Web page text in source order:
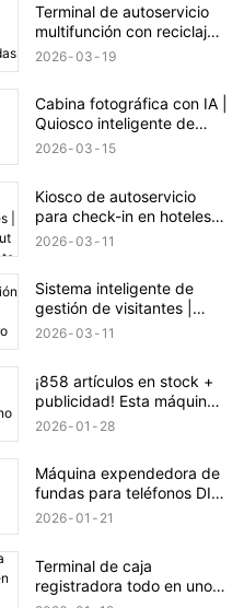
Terminal de autoservicio
multifunción con reciclaje
de monedas y billetes.
2026 03 19
Cabina fotográfica con IA |
Quiosco inteligente de
impresión de fotos para
2026 03 15
Kiosco de autoservicio
para check-in en hoteles |
Check-in/check-out rápido
2026 03 11
Sistema inteligente de
gestión de visitantes |
Solución de registro
2026 03 11
¡858 artículos en stock +
publicidad! Esta máquina
expendedora de fundas
negocio.
2026 01 28
Máquina expendedora de
fundas para teléfonos DIY:
Autoservicio y fabricación
2026 01 21
Terminal de caja
registradora todo en uno: